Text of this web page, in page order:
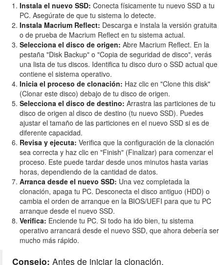
Instala el nuevo SSD: Conecta físicamente tu nuevo SSD a tu
PC. Asegúrate de que tu sistema lo detecte.
Instala Macrium Reflect: Descarga e instala la versión gratuita
o de prueba de Macrium Reflect en tu sistema actual.
Selecciona el disco de origen: Abre Macrium Reflect. En la
pestaña "Disk Backup" o "Copia de seguridad de disco", verás
una lista de tus discos. Identifica tu disco duro o SSD actual que
contiene el sistema operativo.
Inicia el proceso de clonación: Haz clic en "Clone this disk"
(Clonar este disco) debajo de tu disco de origen.
Selecciona el disco de destino: Arrastra las particiones de tu
disco de origen al disco de destino (tu nuevo SSD). Puedes
ajustar el tamaño de las particiones en el nuevo SSD si es de
diferente capacidad.
Revisa y ejecuta: Verifica que la configuración de la clonación
sea correcta y haz clic en "Finish" (Finalizar) para comenzar el
proceso. Este puede tardar desde unos minutos hasta varias
horas, dependiendo de la cantidad de datos.
Arranca desde el nuevo SSD: Una vez completada la
clonación, apaga tu PC. Desconecta el disco antiguo (HDD) o
cambia el orden de arranque en la BIOS/UEFI para que tu PC
arranque desde el nuevo SSD.
Verifica: Enciende tu PC. Si todo ha ido bien, tu sistema
operativo arrancará desde el nuevo SSD, que ahora debería ser
mucho más rápido.
Consejo: Antes de iniciar la clonación,